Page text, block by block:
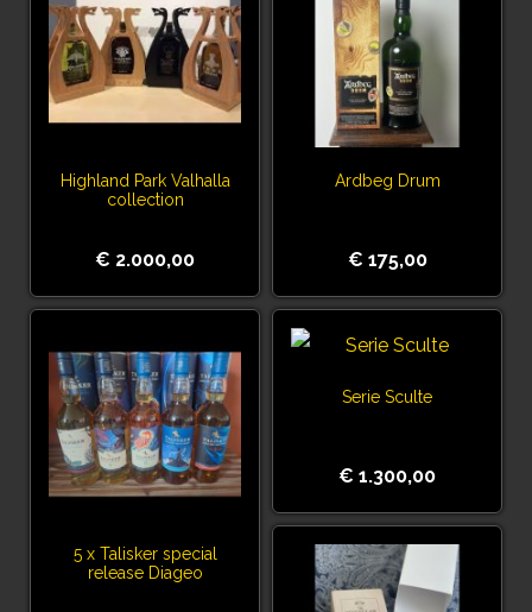
Highland Park Valhalla
collection
€ 2.000,00
Ardbeg Drum
€ 175,00
5 x Talisker special
release Diageo
Serie Sculte
€ 1.300,00